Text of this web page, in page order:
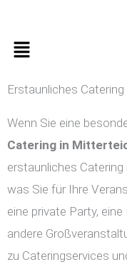
Menü
Erstaunliches
Wenn Sie eine
Catering in
erstaunliches
was Sie für Ihre
eine private Party,
andere
zu Cateringservices